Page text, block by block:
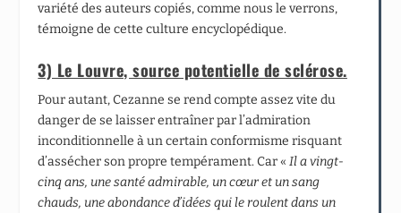
variété des auteurs copiés, comme nous le verrons,
témoigne de cette culture encyclopédique.
3) Le Louvre, source potentielle de sclérose.
Pour autant, Cezanne se rend compte assez vite du
danger de se laisser entraîner par l’admiration
inconditionnelle à un certain conformisme risquant
d’assécher son propre tempérament. Car «Il a vingt-
cinq ans, une santé admirable, un cœur et un sang
chauds, une abondance d’idées qui le roulent dans un